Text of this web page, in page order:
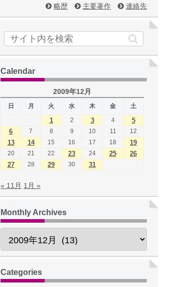
略歴
主要著作 連絡先
Calendar
2009年12月
日 月 火 水 木 金 土
1 2 3 4
5
6
7 8 9 10 11 12
13 14 15 16 17 18 19
20 21 22 23 24 25
26
27
28 29 30 31
« 11月 1月 »
Monthly Archives
Categories